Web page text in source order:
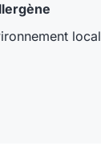
local